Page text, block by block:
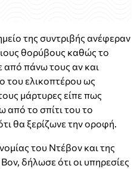
της συντριβής ανέφεραν
θορύβους καθώς το
από πάνω τους αν και
του ελικοπτέρου ως
μάρτυρες είπε πως
το σπίτι του το
θα ξερίζωνε την οροφή.
του Ντέβον και της
δήλωσε ότι οι υπηρεσίες